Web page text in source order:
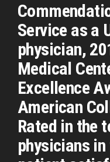
Service as a
physician,
Medical
Excellence
American
Rated in the
physicians